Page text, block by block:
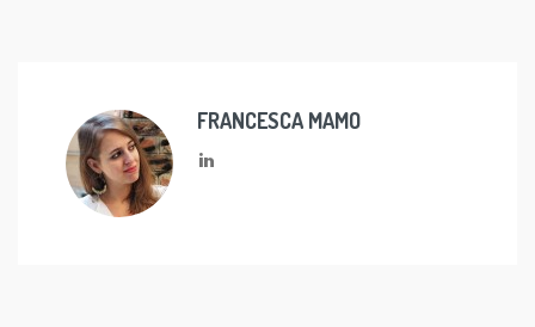
FRANCESCA MAMO